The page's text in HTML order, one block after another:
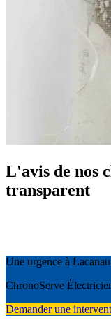
L'avis de nos
transparent
Une urgence à
ChronoServe
Demander une